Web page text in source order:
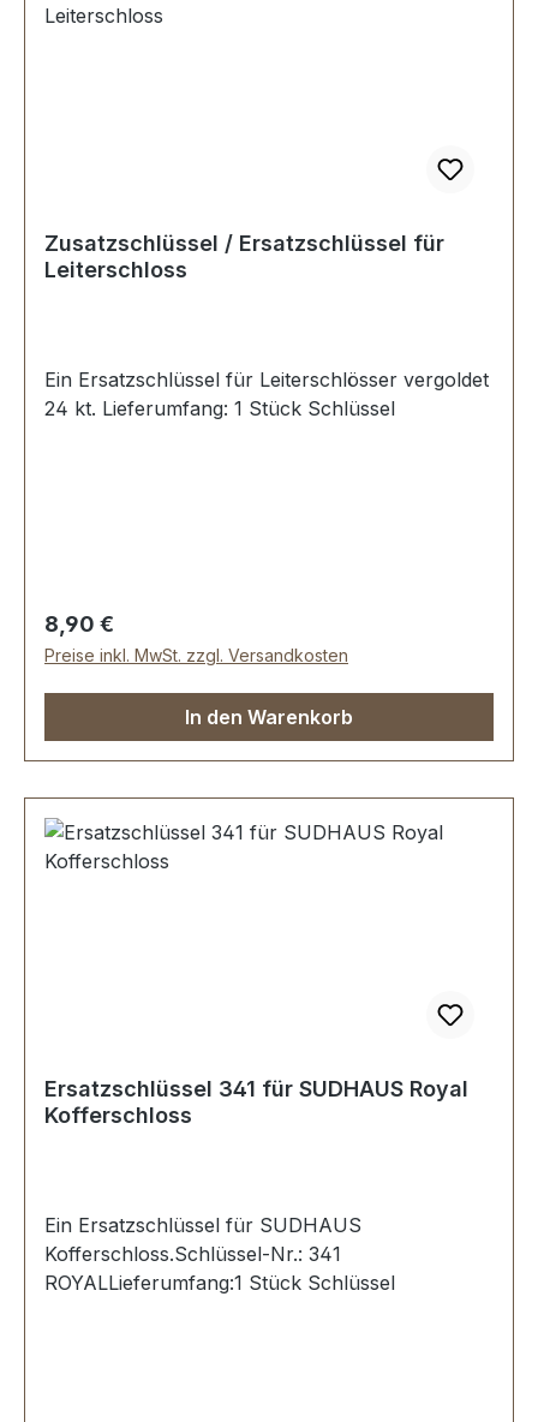
Zusatzschlüssel / Ersatzschlüssel für
Leiterschloss
Ein Ersatzschlüssel für Leiterschlösser vergoldet
24 kt. Lieferumfang: 1 Stück Schlüssel
Regulärer Preis:
8,90 €
Preise inkl. MwSt. zzgl. Versandkosten
In den Warenkorb
Ersatzschlüssel 341 für SUDHAUS Royal
Kofferschloss
Ein Ersatzschlüssel für SUDHAUS
Kofferschloss.Schlüssel-Nr.: 341
ROYALLieferumfang:1 Stück Schlüssel